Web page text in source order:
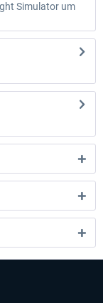
Simulator um